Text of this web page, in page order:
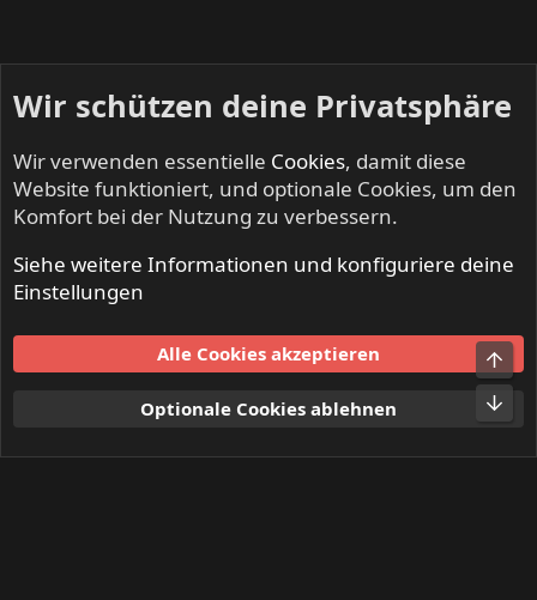
Mitglieder
Nutzungsbedingungen
Datenschutz
S
Wir schützen deine Privatsphäre
Wir verwenden essentielle Cookies, damit diese
Website funktioniert, und optionale Cookies, um den
Komfort bei der Nutzung zu verbessern.
Siehe weitere Informationen und konfiguriere deine
Einstellungen
Alle Cookies akzeptieren
Optionale Cookies ablehnen